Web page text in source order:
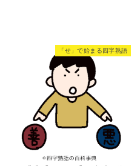
「せ」で始まる四字熟語